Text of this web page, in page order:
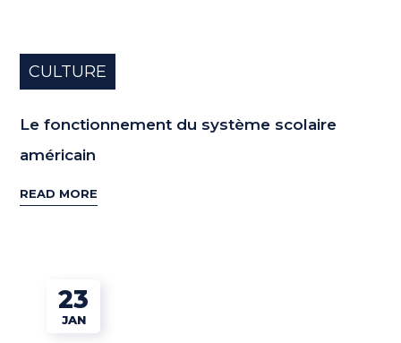
CULTURE
Le fonctionnement du système scolaire
américain
READ MORE
23
JAN